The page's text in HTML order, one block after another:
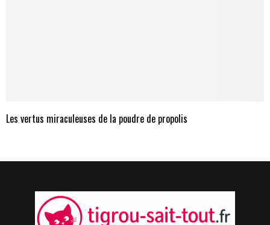
Les vertus miraculeuses de la poudre de propolis